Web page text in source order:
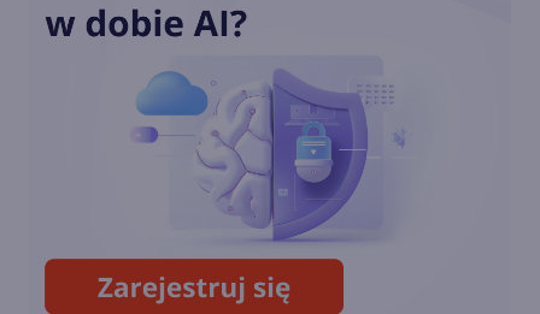
Przedłużone wsparcie
konsumentów. Ile będzie
kosztować?
Październikowa aktualizacja
opcjonalna Windows 10 22H2
(build 19045.5073)